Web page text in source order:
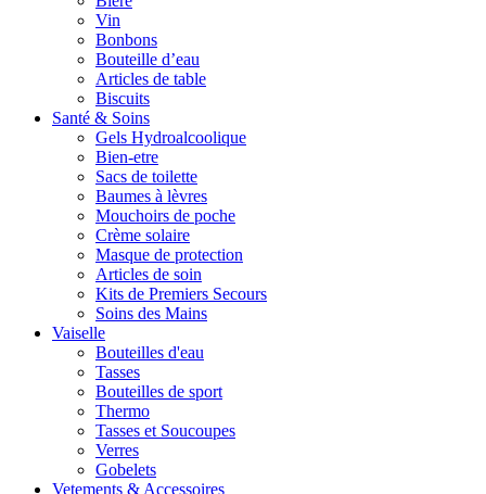
Vin
Bonbons
Bouteille d’eau
Articles de table
Biscuits
Santé & Soins
Gels Hydroalcoolique
Bien-etre
Sacs de toilette
Baumes à lèvres
Mouchoirs de poche
Crème solaire
Masque de protection
Articles de soin
Kits de Premiers Secours
Soins des Mains
Vaiselle
Bouteilles d'eau
Tasses
Bouteilles de sport
Thermo
Tasses et Soucoupes
Verres
Gobelets
Vetements & Accessoires